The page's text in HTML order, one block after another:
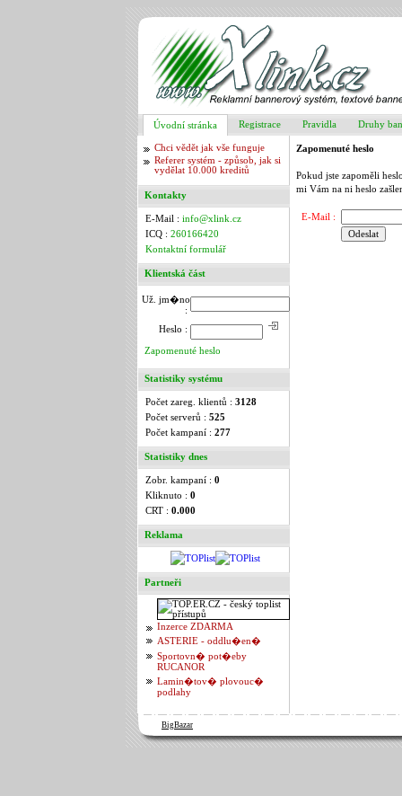
Úvodní stránka Registrace Pravidla Druhy
Chci vědět jak vše funguje
Referer systém - způsob, jak si
vydělat 10.000 kreditů
Kontakty
E-Mail : info@xlink.cz
ICQ : 260166420
Kontaktní formulář
Klientská část
Už. jm�no
:
Heslo :
Zapomenuté heslo
Statistiky systému
Počet zareg. klientů : 3128
Počet serverů : 525
Počet kampaní : 277
Statistiky dnes
Zobr. kampaní : 0
Kliknuto : 0
CRT : 0.000
Reklama
Partneři
Inzerce ZDARMA
ASTERIE - oddlu�en�
Sportovn� pot�eby
RUCANOR
Lamin�tov� plovouc�
podlahy
Zapomenuté heslo
Pokud jste zapoměli
mi Vám na ni heslo
E-Mail :
BigBazar